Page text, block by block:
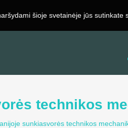
šioje svetainėje jūs sutinkate
Darbdaviams Kontaktai
technikos
sunkiasvorės technikos